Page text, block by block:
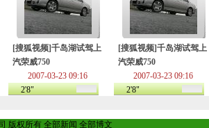
[搜狐视频]千岛湖试驾上
汽荣威750
2007-03-23 09:16
2'8"
[搜狐视频]千岛湖试驾上
汽荣威750
2007-03-23 09:16
2'8"
版权所有 全部新闻 全部博文